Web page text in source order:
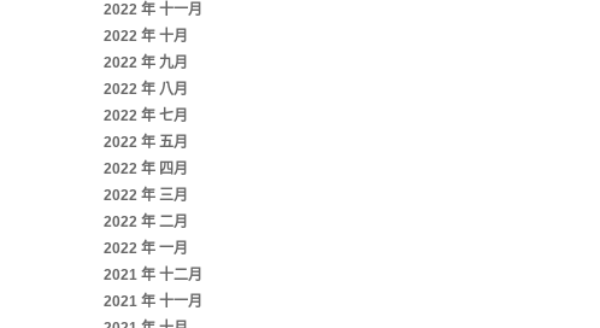
2022 年 十一月
2022 年 十月
2022 年 九月
2022 年 八月
2022 年 七月
2022 年 五月
2022 年 四月
2022 年 三月
2022 年 二月
2022 年 一月
2021 年 十二月
2021 年 十一月